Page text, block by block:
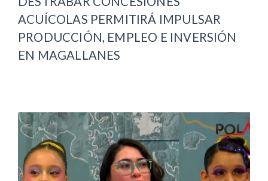
ACUÍCOLAS PERMITIRÁ IMPULSAR
PRODUCCIÓN, EMPLEO E INVERSIÓN
EN MAGALLANES